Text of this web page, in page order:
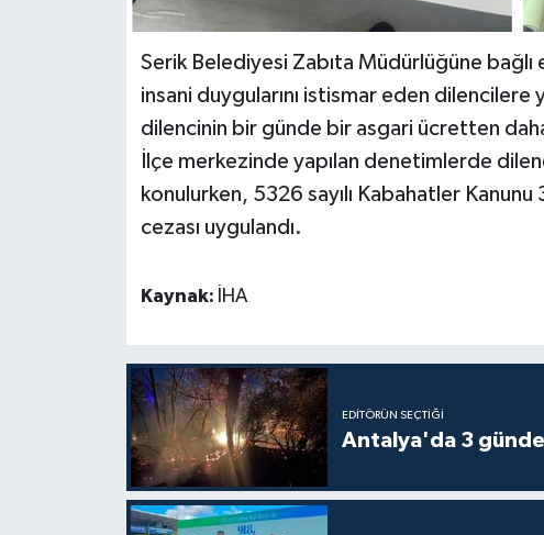
Serik Belediyesi Zabıta Müdürlüğüne
insani duygularını istismar eden dilencilere
dilencinin bir günde bir asgari ücretten
İlçe merkezinde yapılan denetimlerde
konulurken, 5326 sayılı Kabahatler
cezası uygulandı.
Kaynak: İHA
EDITÖRÜN SEÇTIĞI
Antalya'da 3 günde
Sosyal medya
Teknoloji